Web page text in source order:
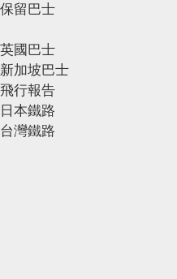
保留巴士
英國巴士
新加坡巴士
飛行報告
日本鐵路
台灣鐵路